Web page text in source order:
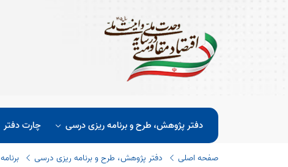
دفتر پژوهش، طرح و برنامه ریزی درسی چارت دفتر
صفحه اصلی دفتر پژوهش، طرح و برنامه ریزی درسی